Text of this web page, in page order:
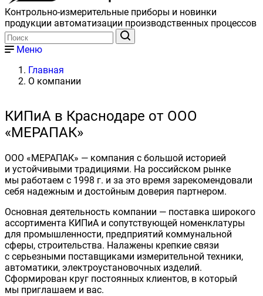
Контрольно-измерительные приборы и новинки
продукции автоматизации производственных процессов
Меню
Главная
О компании
КИПиА в Краснодаре от ООО
«МЕРАПАК»
ООО «МЕРАПАК» — компания с большой историей
и устойчивыми традициями. На российском рынке
мы работаем с 1998 г. и за это время зарекомендовали
себя надежным и достойным доверия партнером.
Основная деятельность компании — поставка широкого
ассортимента КИПиА и сопутствующей номенклатуры
для промышленности, предприятий коммунальной
сферы, строительства. Налажены крепкие связи
с серьезными поставщиками измерительной техники,
автоматики, электроустановочных изделий.
Сформирован круг постоянных клиентов, в который
мы приглашаем и вас.